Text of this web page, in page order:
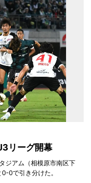
リーグ開幕
ジアム（相模原市南区下
0で引き分けた。